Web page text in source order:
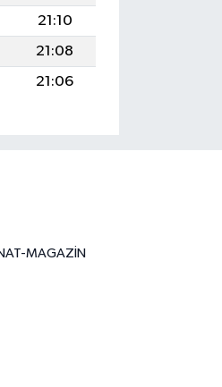
21:10
21:08
21:06
MAGAZİN